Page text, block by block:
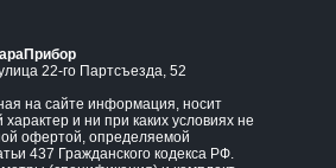
22-го Партсъезда, 52
на сайте информация, носит
и ни при каких условиях не
офертой, определяемой
437 Гражданского кодекса РФ.